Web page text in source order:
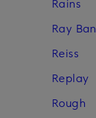
Ray Ban
Reiss
Replay
Rough